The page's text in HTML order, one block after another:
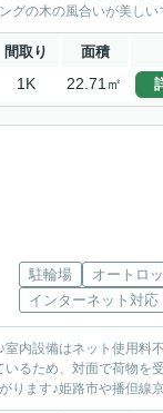
グの木の風合いが美しい
間取り 面積
1K 22.71㎡
駐輪場 オートロ
インターネット対応
内設備はネット使用料
るため、対面で荷物を
ります♪姫路市や播但線